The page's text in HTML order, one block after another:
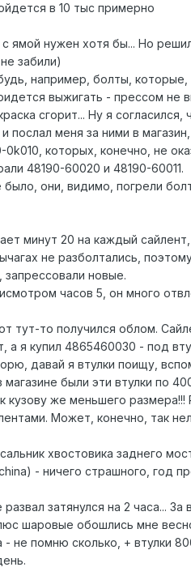
в 10 тыс примерно
ямой нужен хотя бы... Но
забили)
например, болты, которые,
выжигать - прессом не
сгорит... Ну я согласился,
послал меня за ними в
которых, конечно, не
48190-60020 и 48190-60011.
они, видимо, погрели
минут 20 на каждый
не разболтались,
новые.
часов 5, он много
тут-то получился облом.
я купил 4865460030 - под
давай я втулки поищу,
были эти втулки по
кузову же меньшего размера!!!
Может, конечно, так
хвостовика заднего
- ничего страшного, год
затянулся на 2 часа... За
шаровые обошлись мне
- не помню сколько, + втулки